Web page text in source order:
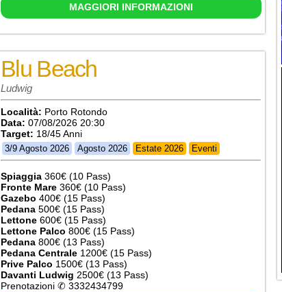
MAGGIORI INFORMAZIONI
Blu Beach
Ludwig
Località: Porto Rotondo
Data: 07/08/2026 20:30
Target: 18/45 Anni
3/9 Agosto 2026 Agosto 2026 Estate 2026 Eventi
Spiaggia 360€ (10 Pass)
Fronte Mare 360€ (10 Pass)
Gazebo 400€ (15 Pass)
Pedana 500€ (15 Pass)
Lettone 600€ (15 Pass)
Lettone Palco 800€ (15 Pass)
Pedana 800€ (13 Pass)
Pedana Centrale 1200€ (15 Pass)
Prive Palco 1500€ (13 Pass)
Davanti Ludwig 2500€ (13 Pass)
Prenotazioni ✆ 3332434799